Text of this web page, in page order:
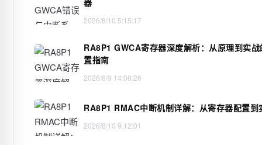
2026/8/10 5:15:17
RA8P1 GWCA寄存器深度解析：从原理到实
置指南
2026/8/9 14:08:26
RA8P1 RMAC中断机制详解：从寄存器配置到
2026/8/10 9:12:01